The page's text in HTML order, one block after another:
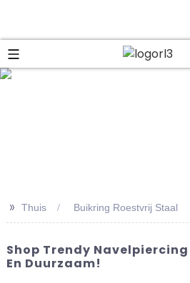
>> Thuis Buikring Roestvrij Staal
Shop Trendy
En Duurzaam!